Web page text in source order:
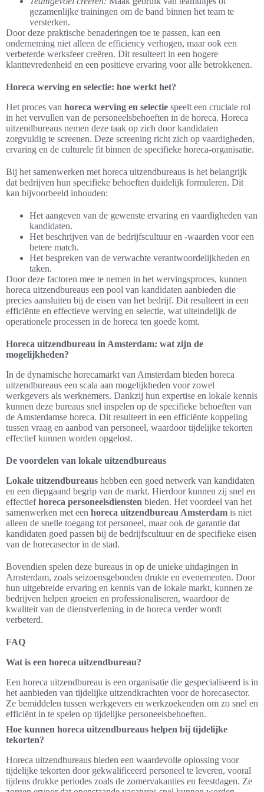
gezamenlijke trainingen om de band binnen het team te
versterken.
Door deze praktische benaderingen toe te passen, kan een
onderneming niet alleen de efficiency verhogen, maar ook een
verbeterde werksfeer creëren. Dit resulteert in een hogere
klanttevredenheid en een positieve ervaring voor alle betrokkenen.
Horeca werving en selectie: hoe werkt het?
Het proces van horeca werving en selectie speelt een cruciale rol
in het vervullen van de personeelsbehoeften in de horeca. Horeca
uitzendbureaus nemen deze taak op zich door kandidaten
zorgvuldig te screenen. Deze screening richt zich op vaardigheden,
ervaring en de culturele fit binnen de specifieke horeca-organisatie.
Bij het samenwerken met horeca uitzendbureaus is het belangrijk
dat bedrijven hun specifieke behoeften duidelijk formuleren. Dit
kan bijvoorbeeld inhouden:
Het aangeven van de gewenste ervaring en vaardigheden van
kandidaten.
Het beschrijven van de bedrijfscultuur en -waarden voor een
betere match.
Het bespreken van de verwachte verantwoordelijkheden en
taken.
Door deze factoren mee te nemen in het wervingsproces, kunnen
horeca uitzendbureaus een pool van kandidaten aanbieden die
precies aansluiten bij de eisen van het bedrijf. Dit resulteert in een
efficiënte en effectieve werving en selectie, wat uiteindelijk de
operationele processen in de horeca ten goede komt.
Horeca uitzendbureau in Amsterdam: wat zijn de
mogelijkheden?
In de dynamische horecamarkt van Amsterdam bieden horeca
uitzendbureaus een scala aan mogelijkheden voor zowel
werkgevers als werknemers. Dankzij hun expertise en lokale kennis
kunnen deze bureaus snel inspelen op de specifieke behoeften van
de Amsterdamse horeca. Dit resulteert in een efficiënte koppeling
tussen vraag en aanbod van personeel, waardoor tijdelijke tekorten
effectief kunnen worden opgelost.
De voordelen van lokale uitzendbureaus
Lokale uitzendbureaus hebben een goed netwerk van kandidaten
en een diepgaand begrip van de markt. Hierdoor kunnen zij snel en
effectiefhoreca personeelsdiensten bieden. Het voordeel van het
samenwerken met een horeca uitzendbureau Amsterdam is niet
alleen de snelle toegang tot personeel, maar ook de garantie dat
kandidaten goed passen bij de bedrijfscultuur en de specifieke eisen
van de horecasector in de stad.
Bovendien spelen deze bureaus in op de unieke uitdagingen in
Amsterdam, zoals seizoensgebonden drukte en evenementen. Door
hun uitgebreide ervaring en kennis van de lokale markt, kunnen ze
bedrijven helpen groeien en professionaliseren, waardoor de
kwaliteit van de dienstverlening in de horeca verder wordt
verbeterd.
FAQ
Wat is een horeca uitzendbureau?
Een horeca uitzendbureau is een organisatie die gespecialiseerd is in
het aanbieden van tijdelijke uitzendkrachten voor de horecasector.
Ze bemiddelen tussen werkgevers en werkzoekenden om zo snel en
efficiënt in te spelen op tijdelijke personeelsbehoeften.
Hoe kunnen horeca uitzendbureaus helpen bij tijdelijke
tekorten?
Horeca uitzendbureaus bieden een waardevolle oplossing voor
tijdelijke tekorten door gekwalificeerd personeel te leveren, vooral
tijdens drukke periodes zoals de zomervakanties en feestdagen. Ze